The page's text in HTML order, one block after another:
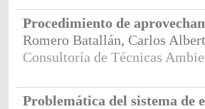
Procedimiento de
Romero Batallán, Carlos
Consultoría de Técnicas
Problemática del sistema de